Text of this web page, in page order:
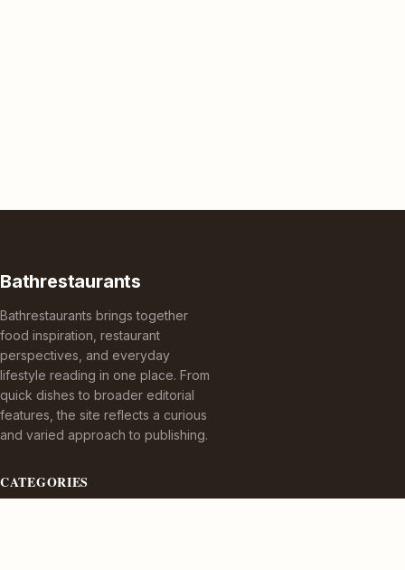
Bathrestaurants
Bathrestaurants brings together
food inspiration, restaurant
perspectives, and everyday
lifestyle reading in one place. From
quick dishes to broader editorial
features, the site reflects a curious
and varied approach to publishing.
CATEGORIES